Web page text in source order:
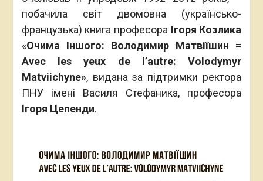
побачила світ двомовна (українсько-
французька) книга професора Ігоря Козлика
«Очима Іншого: Володимир Матвіїшин =
Avec les yeux de l’autre: Volodymyr
Matviichyne», видана за підтримки ректора
ПНУ імені Василя Стефаника, професора
Ігоря Цепенди.